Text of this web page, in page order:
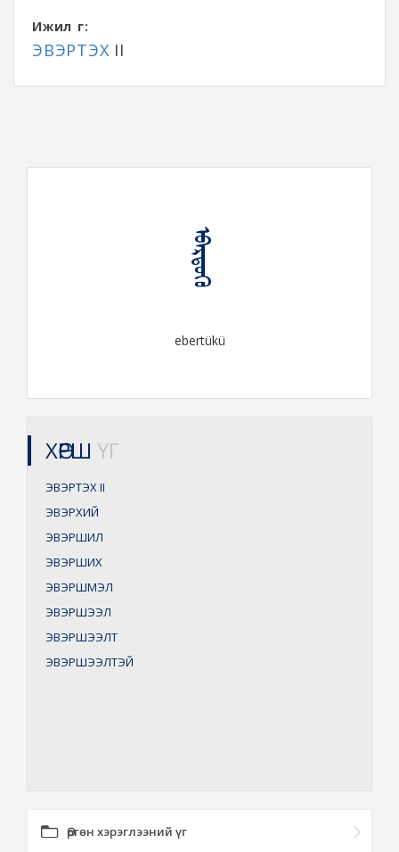
Ижил үг:
ЭВЭРТЭХ II
ᠡᠪᠡᠷᠲᠦᠬᠦ
ebertükü
ХӨРШ ҮГ
ЭВЭРТЭХII
ЭВЭРХИЙ
ЭВЭРШИЛ
ЭВЭРШИХ
ЭВЭРШМЭЛ
ЭВЭРШЭЭЛ
ЭВЭРШЭЭЛТ
ЭВЭРШЭЭЛТЭЙ
Өргөн хэрэглээний үг